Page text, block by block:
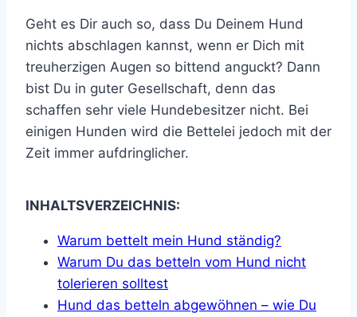
Geht es Dir auch so, dass Du Deinem Hund
nichts abschlagen kannst, wenn er Dich mit
treuherzigen Augen so bittend anguckt? Dann
bist Du in guter Gesellschaft, denn das
schaffen sehr viele Hundebesitzer nicht. Bei
einigen Hunden wird die Bettelei jedoch mit der
Zeit immer aufdringlicher.
INHALTSVERZEICHNIS:
Warum bettelt mein Hund ständig?
Warum Du das betteln vom Hund nicht
tolerieren solltest
Hund das betteln abgewöhnen – wie Du